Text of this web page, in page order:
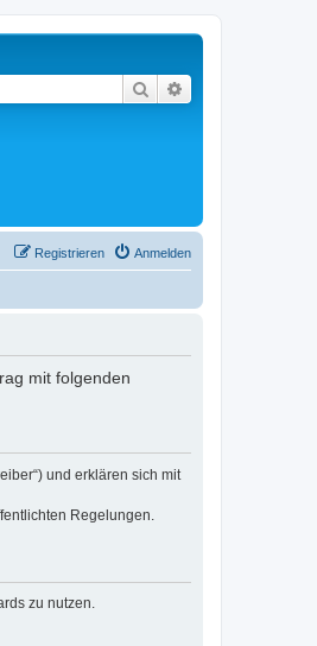
Suche
Anmelden
Registrieren
mit folgenden
und erklären sich mit
Regelungen.
zu nutzen.